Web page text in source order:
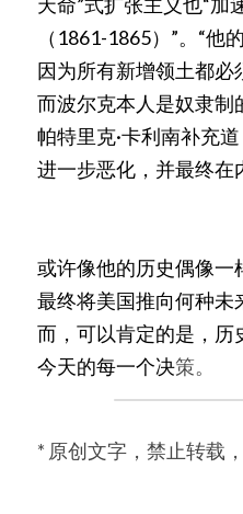
（1861-1865）”。“他
因为所有新增领土都必
而波尔克本人是奴隶制
帕特里克·卡利南补充
进一步恶化，并最终在
或许像他的历史偶像一
最终将美国推向何种未
而，可以肯定的是，历
今天的每一个决策。
* 原创文字，禁止转载